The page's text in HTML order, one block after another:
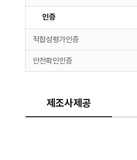
인증
적합성평가인증
안전확인인증
제조사제공